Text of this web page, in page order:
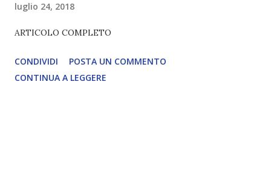
luglio 24, 2018
ARTICOLO COMPLETO
CONDIVIDI
POSTA UN COMMENTO
CONTINUA A LEGGERE